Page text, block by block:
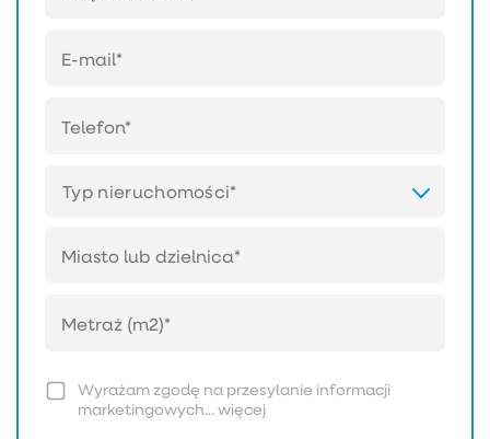
Typ nieruchomości*
Wyrażam zgodę na przesyłanie informacji
marketingowych...więcej